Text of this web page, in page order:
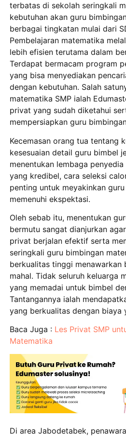
terbatas di sekolah seringkali
kebutuhan akan guru
berbagai tingkatan mulai dari
Pembelajaran matematika
lebih efisien terutama dalam
Terdapat bermacam program
yang bisa menyediakan
dengan kebutuhan. Salah
matematika SMP ialah
privat yang sudah diketahui
mempersiapkan guru
Kecemasan orang tua tentang
kesesuaian detail guru bimbel
menentukan lembaga
yang kredibel, cara seleksi
penting untuk meyakinkan
memenuhi ekspektasi.
Oleh sebab itu, menentukan
bermutu sangat dianjurkan
privat berjalan efektif serta
seringkali guru bimbingan
berkualitas tinggi menawarkan
mahal. Tidak seluruh keluarga
yang memadai untuk bimbel
Tantangannya ialah
yang berkualitas dengan biaya
Baca Juga : Les Privat SMP
Matematika
Di area Jabodetabek,